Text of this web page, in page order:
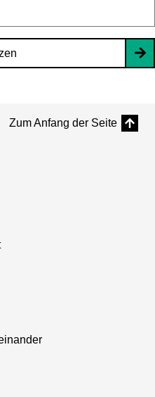
Zum Anfang der Seite